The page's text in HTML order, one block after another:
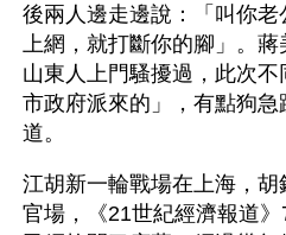
後兩人邊走邊說：「叫你
上網，就打斷你的腳」。
山東人上門騷擾過，此次
市政府派來的」，有點狗
道。
江胡新一輪戰場在上海，
官場，《21世紀經濟報道